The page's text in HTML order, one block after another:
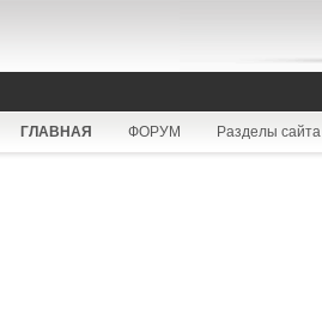
ГЛАВНАЯ ФОРУМ Разделы сайта